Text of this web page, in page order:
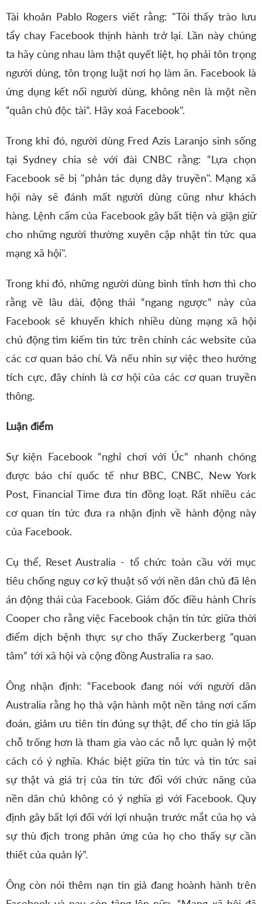
Tài khoản Pablo Rogers viết rằng: "Tôi thấy trào lưu
tẩy chay Facebook thịnh hành trở lại. Lần này chúng
ta hãy cùng nhau làm thật quyết liệt, họ phải tôn trọng
người dùng, tôn trọng luật nơi họ làm ăn. Facebook là
ứng dụng kết nối người dùng, không nên là một nền
“quân chủ độc tài”. Hãy xoá Facebook".
Trong khi đó, người dùng Fred Azis Laranjo sinh sống
tại Sydney chia sẻ với đài CNBC rằng: “Lựa chọn
Facebook sẽ bị "phản tác dụng dây truyền". Mạng xã
hội này sẽ đánh mất người dùng cũng như khách
hàng. Lệnh cấm của Facebook gây bất tiện và giận giữ
cho những người thường xuyên cập nhật tin tức qua
mạng xã hội".
Trong khi đó, những người dùng bình tĩnh hơn thì cho
rằng về lâu dài, động thái “ngang ngược” này của
Facebook sẽ khuyến khích nhiều dùng mạng xã hội
chủ động tìm kiếm tin tức trên chính các website của
các cơ quan báo chí. Và nếu nhìn sự việc theo hướng
tích cực, đây chính là cơ hội của các cơ quan truyền
thông.
Luận điểm
Sự kiện Facebook “nghỉ chơi với Úc” nhanh chóng
được báo chí quốc tế như BBC, CNBC, New York
Post, Financial Time đưa tin đồng loạt. Rất nhiều các
cơ quan tin tức đưa ra nhận định về hành động này
của Facebook.
Cụ thể, Reset Australia - tổ chức toàn cầu với mục
tiêu chống nguy cơ kỹ thuật số với nền dân chủ đã lên
án động thái của Facebook. Giám đốc điều hành Chris
Cooper cho rằng việc Facebook chặn tin tức giữa thời
điểm dịch bệnh thực sự cho thấy Zuckerberg “quan
tâm” tới xã hội và cộng đồng Australia ra sao.
Ông nhận định: “Facebook đang nói với người dân
Australia rằng họ thà vận hành một nền tảng nơi cấm
đoán, giảm ưu tiên tin đúng sự thật, để cho tin giả lấp
chỗ trống hơn là tham gia vào các nỗ lực quản lý một
cách có ý nghĩa. Khác biệt giữa tin tức và tin tức sai
sự thật và giá trị của tin tức đối với chức năng của
nền dân chủ không có ý nghĩa gì với Facebook. Quy
định gây bất lợi đối với lợi nhuận trước mắt của họ và
sự thù địch trong phản ứng của họ cho thấy sự cần
thiết của quản lý”.
Ông còn nói thêm nạn tin giả đang hoành hành trên